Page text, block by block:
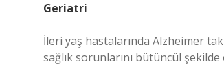
Geriatri
İleri yaş hastalarında Alzheimer
sağlık sorunlarını bütüncül şekilde